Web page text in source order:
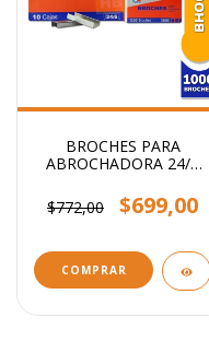
BROCHES PARA
ABROCHADORA 24/6
$772,00
$699,00
COMPRAR